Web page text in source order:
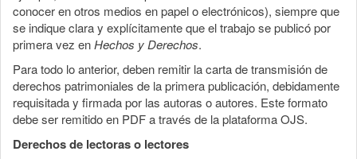
conocer en otros medios en papel o electrónicos), siempre que
se indique clara y explícitamente que el trabajo se publicó por
primera vez enHechos y Derechos.
Para todo lo anterior, deben remitir la carta de transmisión de
derechos patrimoniales de la primera publicación, debidamente
requisitada y firmada por las autoras o autores. Este formato
debe ser remitido en PDF a través de la plataforma OJS.
Derechos de lectoras o lectores